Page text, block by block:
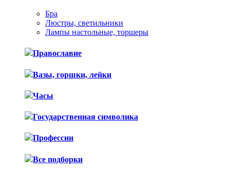
Бра
Люстры, светильники
Лампы настольные, торшеры
Православие
Вазы, горшки, лейки
Часы
Государственная символика
Профессии
Все подборки